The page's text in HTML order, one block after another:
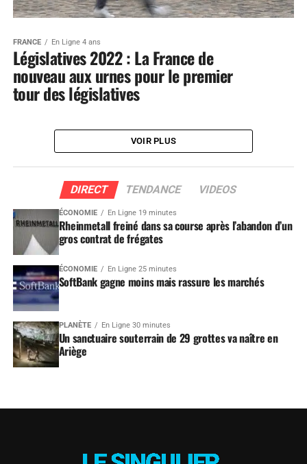
FRANCE En Ligne 4 ans
Législatives 2022 : La France de
nouveau aux urnes pour le premier
tour des législatives
VOIR PLUS
DIRECT TENDANCE VIDEOS
ÉCONOMIE En Ligne 19 minutes
Rheinmetall freiné dans sa course après l’abandon d’un
gros contrat de frégates
ÉCONOMIE En Ligne 25 minutes
SoftBank gagne moins mais rassure les marchés
PLANÈTE En Ligne 30 minutes
Un sanctuaire souterrain de 29 grottes va naître en
Ariège